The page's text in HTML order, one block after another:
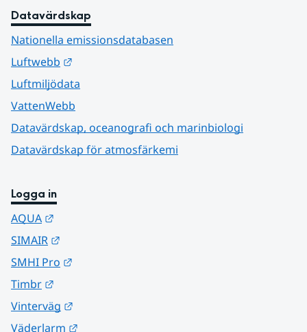
Datavärdskap
Nationella emissionsdatabasen
Luftwebb
Luftmiljödata
VattenWebb
Datavärdskap, oceanografi och marinbiologi
Datavärdskap för atmosfärkemi
Logga in
AQUA
SIMAIR
SMHI Pro
Timbr
Vinterväg
Väderlarm